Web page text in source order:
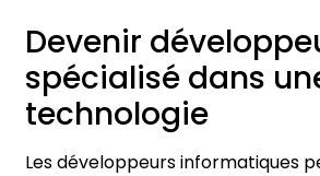
Devenir
spécialisé dans
technologie
Les développeurs informatiques